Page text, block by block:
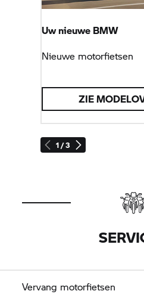
1 / 3
Uw nieuwe BMW
Nieuwe motorfietsen
ZIE
Vervang motorfietsen